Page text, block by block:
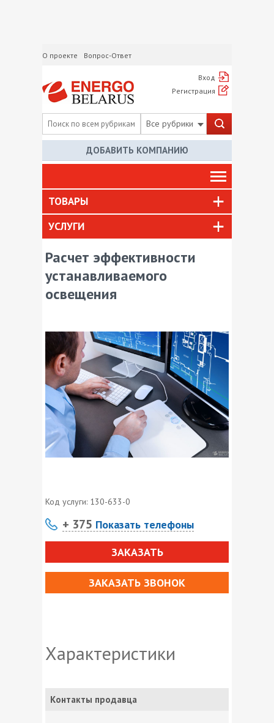
О проекте Вопрос-Ответ
Вход
Регистрация
Все рубрики
ДОБАВИТЬ КОМПАНИЮ
ТОВАРЫ
УСЛУГИ
Расчет эффективности
устанавливаемого
освещения
Код услуги: 130-633-0
+ 375 Показать телефоны
ЗАКАЗАТЬ
ЗАКАЗАТЬ ЗВОНОК
Характеристики
Контакты продавца